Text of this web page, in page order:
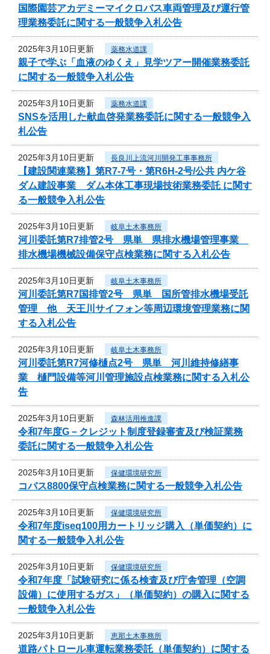
国際園芸アカデミーマイクロバス車両管理及び運行管
理業務委託に関する一般競争入札公告
2025年3月10日更新 薬務水道課
親子で学ぶ「血液のゆくえ」見学ツアー開催業務委託
に関する一般競争入札公告
2025年3月10日更新 薬務水道課
SNSを活用した献血啓発業務委託に関する一般競争入
札公告
2025年3月10日更新 長良川上流河川開発工事事務所
【建設関連業務】第R7-7号・第R6H-2号/公共 内ケ谷
ダム建設事業 ダム本体工事現場技術業務委託 に関す
る一般競争入札公告
2025年3月10日更新 岐阜土木事務所
河川委託第R7排管2号 県単 県排水機場管理事業
排水機場機械設備保守点検業務に関する入札公告
2025年3月10日更新 岐阜土木事務所
河川委託第R7国排管2号 県単 国所管排水機場受託
管理 他 天王川サイフォン等周辺環境管理業務に関
する入札公告
2025年3月10日更新 岐阜土木事務所
河川委託第R7河修樋点2号 県単 河川維持修繕事
業 樋門設備等河川管理施設点検業務に関する入札公
告
2025年3月10日更新 森林活用推進課
令和7年度G－クレジット制度登録審査及び検証業務
委託に関する一般競争入札公告
2025年3月10日更新 保健環境研究所
コバス8800保守点検業務に関する一般競争入札公告
2025年3月10日更新 保健環境研究所
令和7年度iseq100用カートリッジ購入（単価契約）に
関する一般競争入札公告
2025年3月10日更新 保健環境研究所
令和7年度「試験研究に係る検査及び庁舎管理（空調
設備）に使用するガス」（単価契約）の購入に関する
一般競争入札公告
2025年3月10日更新 恵那土木事務所
道路パトロール車運転業務委託（単価契約）に関する